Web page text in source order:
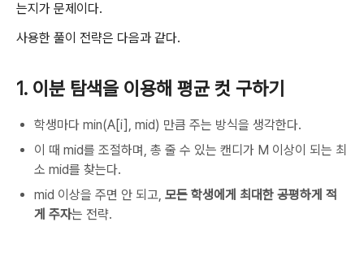
는지가 문제이다.
사용한 풀이 전략은 다음과 같다.
1. 이분 탐색을 이용해 평균 컷 구하기
학생마다 min(A[i], mid) 만큼 주는 방식을 생각한다.
이 때 mid를 조절하며, 총 줄 수 있는 캔디가 M 이상이 되는 최
소 mid를 찾는다.
mid 이상을 주면 안 되고, 모든 학생에게 최대한 공평하게 적
게 주자는 전략.